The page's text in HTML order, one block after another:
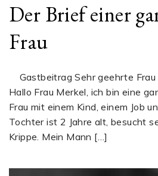
Der Brief einer
Frau
Gastbeitrag Sehr geehrte Frau
Hallo Frau Merkel, ich bin eine
Frau mit einem Kind, einem Job
Tochter ist 2 Jahre alt, besucht
Krippe. Mein Mann […]